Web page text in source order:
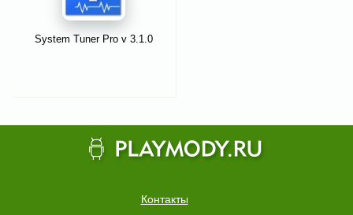
System Tuner Pro v 3.1.0
Контакты